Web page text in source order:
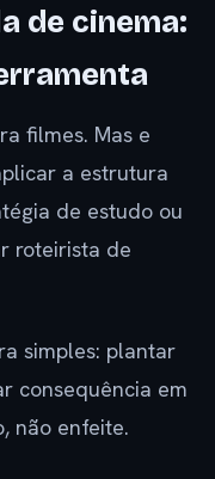
de cinema:
filmes. Mas e
a estrutura
de estudo ou
roteirista de
simples: plantar
consequência em
não enfeite.